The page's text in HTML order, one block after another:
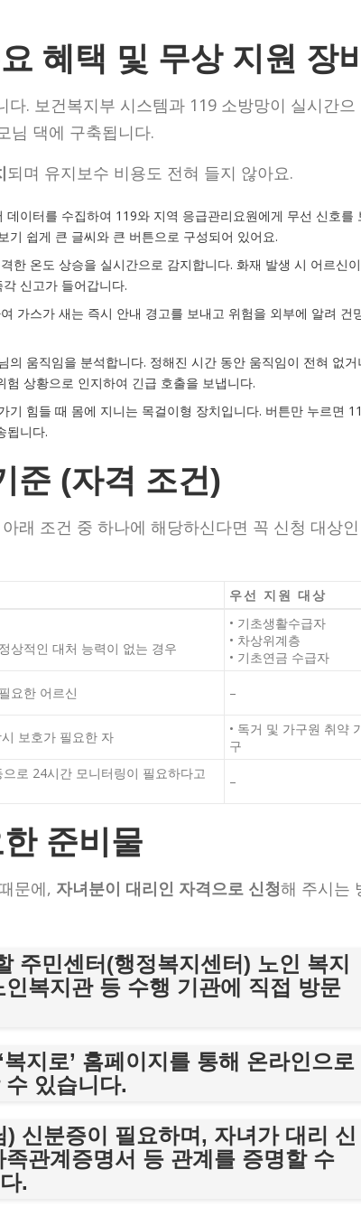
혜택 및 무상 지원 장
. 보건복지부 시스템과 119 소방망이 실시간으
님 댁에 구축됩니다.
되며 유지보수 비용도 전혀 들지 않아요.
데이터를 수집하여 119와 지역 응급관리요원에게 무선 신호를
기 쉽게 큰 글씨와 큰 버튼으로 구성되어 있어요.
한 온도 상승을 실시간으로 감지합니다. 화재 발생 시 어르신이
신고가 들어갑니다.
가스가 새는 즉시 안내 경고를 보내고 위험을 외부에 알려 건
의 움직임을 분석합니다. 정해진 시간 동안 움직임이 전혀 없거
상황으로 인지하여 긴급 호출을 보냅니다.
기 힘들 때 몸에 지니는 목걸이형 장치입니다. 버튼만 누르면
됩니다.
준 (자격 조건)
래 조건 중 하나에 해당하신다면 꼭 신청 대상인
우선 지원 대상
상적인 대처 능력이 없는 경우
• 기초생활수급자
• 차상위계층
• 기초연금 수급자
요한 어르신 –
보호가 필요한 자
• 독거 및 가구원 취약
구
로 24시간 모니터링이 필요하다고
–
준비물
문에, 자녀분이 대리인 자격으로 신청해 주시는
주민센터(행정복지센터) 노인 복지
복지관 등 수행 기관에 직접 방문
‘복지로’ 홈페이지를 통해 온라인으로
있습니다.
) 신분증이 필요하며, 자녀가 대리 신
관계증명서 등 관계를 증명할 수
.